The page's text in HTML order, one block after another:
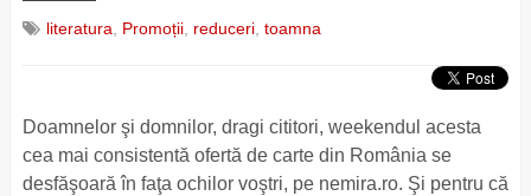
literatura Promoții, reduceri, toamna
Doamnelor şi domnilor, dragi cititori, weekendul acesta
cea mai consistentă ofertă de carte din România se
desfăşoară în faţa ochilor voştri, pe nemira.ro. Şi pentru că